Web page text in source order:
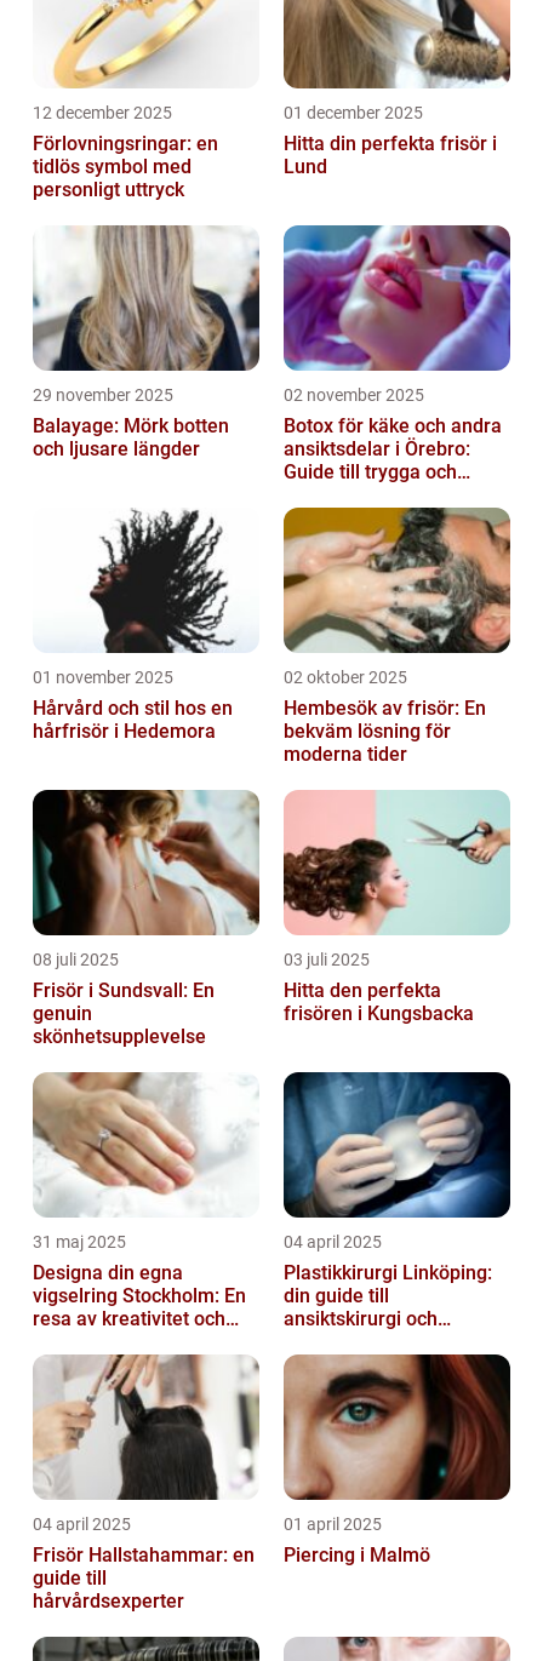
12 december 2025
Förlovningsringar: en
tidlös symbol med
personligt uttryck
01 december 2025
Hitta din perfekta frisör i
Lund
29 november 2025
Balayage: Mörk botten
och ljusare längder
02 november 2025
Botox för käke och andra
ansiktsdelar i Örebro:
Guide till trygga och
01 november 2025
Hårvård och stil hos en
hårfrisör i Hedemora
02 oktober 2025
Hembesök av frisör: En
bekväm lösning för
moderna tider
08 juli 2025
Frisör i Sundsvall: En
genuin
skönhetsupplevelse
03 juli 2025
Hitta den perfekta
frisören i Kungsbacka
31 maj 2025
Designa din egna
vigselring Stockholm: En
resa av kreativitet och
04 april 2025
Plastikkirurgi Linköping:
din guide till
ansiktskirurgi och
04 april 2025
Frisör Hallstahammar: en
guide till
hårvårdsexperter
01 april 2025
Piercing i Malmö